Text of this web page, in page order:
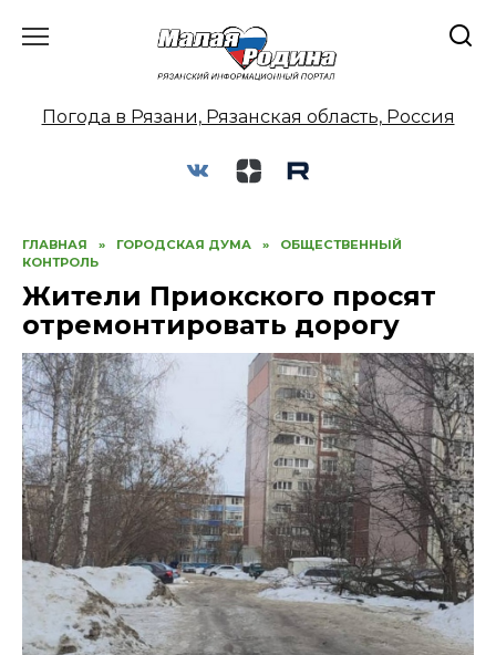
Погода в Рязани, Рязанская область, Россия
ГЛАВНАЯ » ГОРОДСКАЯ ДУМА »
ОБЩЕСТВЕННЫЙ
КОНТРОЛЬ
Жители Приокского просят
отремонтировать дорогу